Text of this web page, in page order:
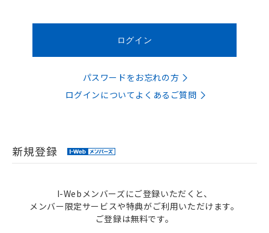
パスワードをお忘れの方
ログインについてよくあるご質問
新規登録
I-Webメンバーズにご登録いただくと、
メンバー限定サービスや特典がご利用いただけます。
ご登録は無料です。